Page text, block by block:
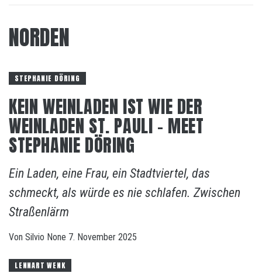
NORDEN
STEPHANIE DÖRING
KEIN WEINLADEN IST WIE DER
WEINLADEN ST. PAULI – MEET
STEPHANIE DÖRING
Ein Laden, eine Frau, ein Stadtviertel, das
schmeckt, als würde es nie schlafen. Zwischen
Straßenlärm
Von Silvio None 7. November 2025
LENNART WENK